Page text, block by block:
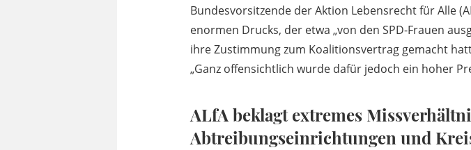
Bundesvorsitzende der Aktion Lebensrecht für Alle
enormen Drucks, der etwa „von den SPD-Frauen
ihre Zustimmung zum Koalitionsvertrag gemacht
„Ganz offensichtlich wurde dafür jedoch ein hoher
ALfA beklagt extremes
Abtreibungseinrichtungen und